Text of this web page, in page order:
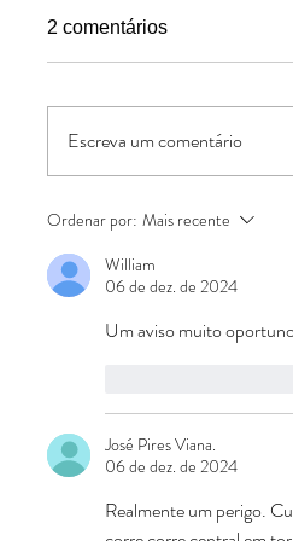
Conte as Bençãos
2 comentários
Escreva um comentário
Ordenar por: Mais recente
William
06 de dez. de 2024
Um aviso muito
José Pires Viana.
06 de dez. de 2024
Realmente um perigo.